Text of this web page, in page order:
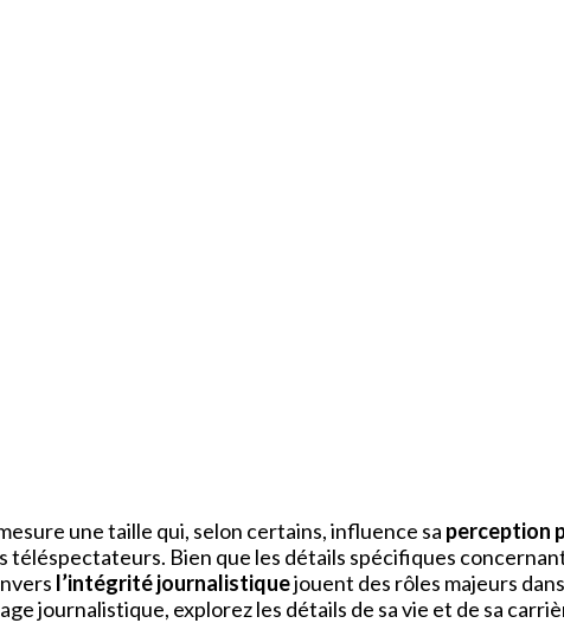
une taille qui, selon certains, influence sa perception
Bien que les détails spécifiques
l’intégrité journalistiquejouent des rôles majeurs
journalistique, explorez les détails de sa vie et de sa